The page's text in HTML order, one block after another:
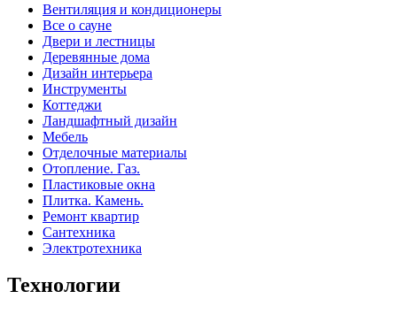
Вентиляция и кондиционеры
Все о сауне
Двери и лестницы
Деревянные дома
Дизайн интерьера
Инструменты
Коттеджи
Ландшафтный дизайн
Мебель
Отделочные материалы
Отопление. Газ.
Пластиковые окна
Плитка. Камень.
Ремонт квартир
Сантехника
Электротехника
Технологии